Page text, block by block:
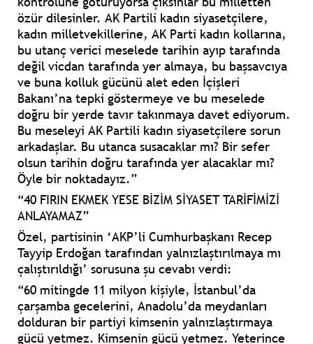
özür dilesinler. AK Partili kadın siyasetçilere,
kadın milletvekillerine, AK Parti kadın kollarına,
bu utanç verici meselede tarihin ayıp tarafında
değil vicdan tarafında yer almaya, bu başsavcıya
ve buna kolluk gücünü alet eden İçişleri
Bakanı’na tepki göstermeye ve bu meselede
doğru bir yerde tavır takınmaya davet ediyorum.
Bu meseleyi AK Partili kadın siyasetçilere sorun
arkadaşlar. Bu utanca susacaklar mı? Bir sefer
olsun tarihin doğru tarafında yer alacaklar mı?
Öyle bir noktadayız.”
“40 FIRIN EKMEK YESE BİZİM SİYASET TARİFİMİZİ
ANLAYAMAZ”
Özel, partisinin ‘AKP’li Cumhurbaşkanı Recep
Tayyip Erdoğan tarafından yalnızlaştırılmaya mı
çalıştırıldığı’ sorusuna şu cevabı verdi:
“60 mitingde 11 milyon kişiyle, İstanbul’da
çarşamba gecelerini, Anadolu’da meydanları
dolduran bir partiyi kimsenin yalnızlaştırmaya
gücü yetmez. Kimsenin gücü yetmez. Yeterince